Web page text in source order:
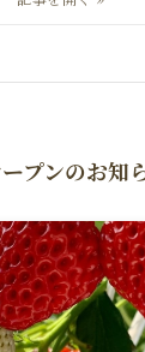
プンのお知